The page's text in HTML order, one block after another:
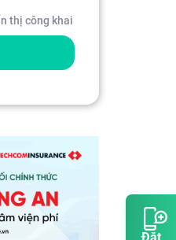
thị công khai